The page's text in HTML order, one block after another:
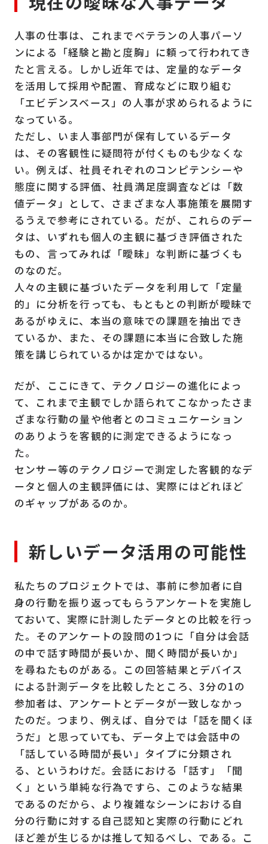
人事の仕事は、これまでベテランの人事パーソ
ンによる「経験と勘と度胸」に頼って行われてき
たと言える。しかし近年では、定量的なデータ
を活用して採用や配置、育成などに取り組む
「エビデンスベース」の人事が求められるように
なっている。
ただし、いま人事部門が保有しているデータ
は、その客観性に疑問符が付くものも少なくな
い。例えば、社員それぞれのコンピテンシーや
態度に関する評価、社員満足度調査などは「数
値データ」として、さまざまな人事施策を展開す
るうえで参考にされている。だが、これらのデー
タは、いずれも個人の主観に基づき評価された
もの、言ってみれば「曖昧」な判断に基づくも
のなのだ。
人々の主観に基づいたデータを利用して「定量
的」に分析を行っても、もともとの判断が曖昧で
あるがゆえに、本当の意味での課題を抽出でき
ているか、また、その課題に本当に合致した施
策を講じられているかは定かではない。
だが、ここにきて、テクノロジーの進化によっ
て、これまで主観でしか語られてこなかったさま
ざまな行動の量や他者とのコミュニケーション
のありようを客観的に測定できるようになっ
た。
センサー等のテクノロジーで測定した客観的なデ
ータと個人の主観評価には、実際にはどれほど
のギャップがあるのか。
新しいデータ活用の可能性
私たちのプロジェクトでは、事前に参加者に自
身の行動を振り返ってもらうアンケートを実施し
ておいて、実際に計測したデータとの比較を行っ
た。そのアンケートの設問の1つに「自分は会話
の中で話す時間が長いか、聞く時間が長いか」
を尋ねたものがある。この回答結果とデバイス
による計測データを比較したところ、3分の1の
参加者は、アンケートとデータが一致しなかっ
たのだ。つまり、例えば、自分では「話を聞くほ
うだ」と思っていても、データ上では会話中の
「話している時間が長い」タイプに分類され
る、というわけだ。会話における「話す」「聞
く」という単純な行為ですら、このような結果
であるのだから、より複雑なシーンにおける自
分の行動に対する自己認知と実際の行動にどれ
ほど差が生じるかは推して知るべし、である。こ